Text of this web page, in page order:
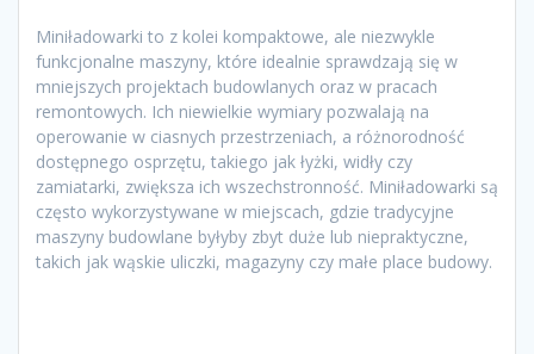
Miniładowarki to z kolei kompaktowe, ale niezwykle
funkcjonalne maszyny, które idealnie sprawdzają się w
mniejszych projektach budowlanych oraz w pracach
remontowych. Ich niewielkie wymiary pozwalają na
operowanie w ciasnych przestrzeniach, a różnorodność
dostępnego osprzętu, takiego jak łyżki, widły czy
zamiatarki, zwiększa ich wszechstronność. Miniładowarki są
często wykorzystywane w miejscach, gdzie tradycyjne
maszyny budowlane byłyby zbyt duże lub niepraktyczne,
takich jak wąskie uliczki, magazyny czy małe place budowy.